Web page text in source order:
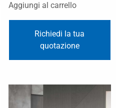
Aggiungi al carrello
Richiedi la tua
quotazione